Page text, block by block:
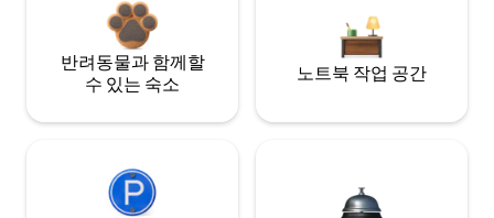
반려동물과 함께할
수 있는 숙소
노트북 작업 공간